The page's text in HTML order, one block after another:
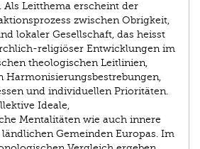
Als Leitthema erscheint der
zwischen Obrigkeit,
lokaler Gesellschaft, das heisst
religiöser Entwicklungen im
theologischen Leitlinien,
Harmonisierungsbestrebungen,
und individuellen Prioritäten.
Ideale,
Mentalitäten wie auch innere
Gemeinden Europas. Im